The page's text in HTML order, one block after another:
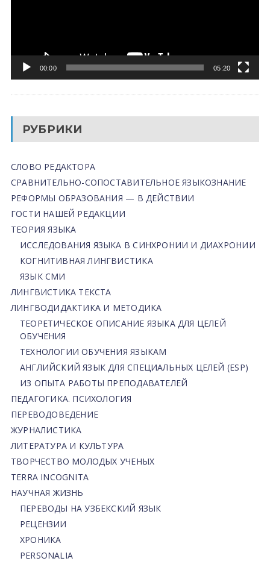
00:00 05:20
РУБРИКИ
СЛОВО РЕДАКТОРА
СРАВНИТЕЛЬНО-СОПОСТАВИТЕЛЬНОЕ ЯЗЫКОЗНАНИЕ
РЕФОРМЫ ОБРАЗОВАНИЯ — В ДЕЙСТВИИ
ГОСТИ НАШЕЙ РЕДАКЦИИ
ТЕОРИЯ ЯЗЫКА
ИССЛЕДОВАНИЯ ЯЗЫКА В СИНХРОНИИ И ДИАХРОНИИ
КОГНИТИВНАЯ ЛИНГВИСТИКА
ЯЗЫК СМИ
ЛИНГВИСТИКА ТЕКСТА
ЛИНГВОДИДАКТИКА И МЕТОДИКА
ТЕОРЕТИЧЕСКОЕ ОПИСАНИЕ ЯЗЫКА ДЛЯ ЦЕЛЕЙ
ОБУЧЕНИЯ
ТЕХНОЛОГИИ ОБУЧЕНИЯ ЯЗЫКАМ
АНГЛИЙСКИЙ ЯЗЫК ДЛЯ СПЕЦИАЛЬНЫХ ЦЕЛЕЙ (ESP)
ИЗ ОПЫТА РАБОТЫ ПРЕПОДАВАТЕЛЕЙ
ПЕДАГОГИКА. ПСИХОЛОГИЯ
ПЕРЕВОДОВЕДЕНИЕ
ЖУРНАЛИСТИКА
ЛИТЕРАТУРА И КУЛЬТУРА
ТВОРЧЕСТВО МОЛОДЫХ УЧЕНЫХ
TERRA INCOGNITA
НАУЧНАЯ ЖИЗНЬ
ПЕРЕВОДЫ НА УЗБЕКСКИЙ ЯЗЫК
РЕЦЕНЗИИ
ХРОНИКА
PERSONALIA